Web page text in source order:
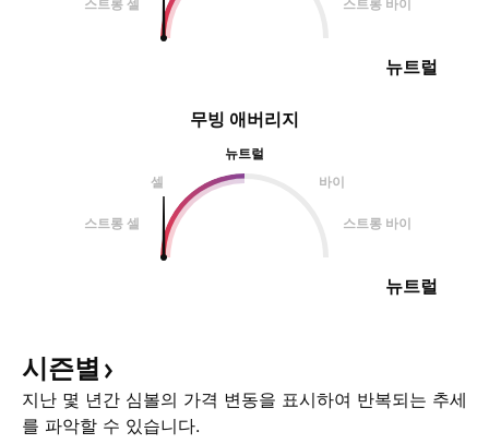
스트롱 셀 스트롱 바이
뉴트럴
무빙 애버리지
뉴트럴
셀
바이
스트롱 셀 스트롱 바이
뉴트럴
시즌별
지난 몇 년간 심볼의 가격 변동을 표시하여 반복되는 추세
를 파악할 수 있습니다.